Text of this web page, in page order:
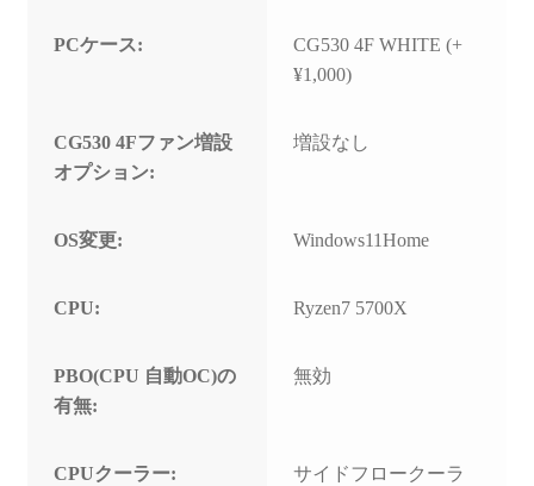
PCケース:
CG530 4F WHITE (+
¥1,000)
CG530 4Fファン増設
オプション:
増設なし
OS変更: Windows11Home
CPU: Ryzen7 5700X
PBO(CPU 自動OC)の
有無:
無効
CPUクーラー:
サイドフロークーラ